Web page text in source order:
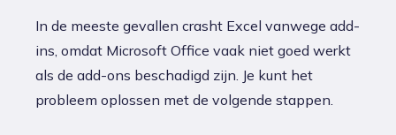
In de meeste gevallen crasht Excel vanwege add-
ins, omdat Microsoft Office vaak niet goed werkt
als de add-ons beschadigd zijn. Je kunt het
probleem oplossen met de volgende stappen.